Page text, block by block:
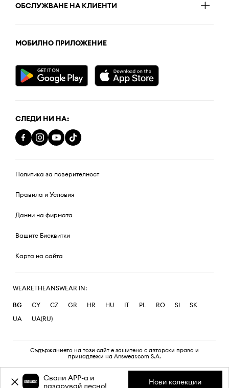
ОБСЛУЖВАНЕ НА КЛИЕНТИ
МОБИЛНО ПРИЛОЖЕНИЕ
СЛЕДИ НИ НА:
Политика за поверителност
Правила и Условия
Данни на фирмата
Вашите Бисквитки
Карта на сайта
WEARETHEANSWEAR IN:
BG CY CZ GR HR HU IT PL RO SI
SK
UA
UA(RU)
Съдържанието на този сайт е защитено с авторски права и
принадлежи на Answear.com S.A.
Свали APP-a и
пазарувай лесно!
Нови колекции